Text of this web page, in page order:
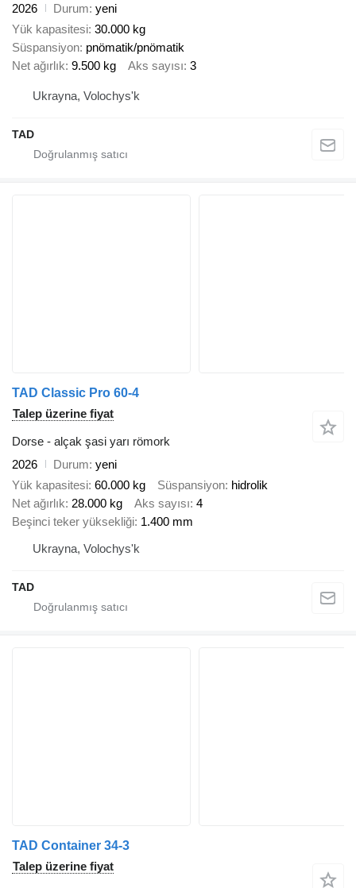
2026
Durum yeni
Yük kapasitesi 30.000 kg
Süspansiyon pnömatik/pnömatik
Net ağırlık 9.500 kg Aks sayısı 3
Ukrayna, Volochys'k
TAD
TAD Classic Pro 60-4
Talep üzerine fiyat
Dorse - alçak şasi yarı römork
2026
Durum yeni
Yük kapasitesi 60.000 kg Süspansiyon hidrolik
Net ağırlık 28.000 kg Aks sayısı 4
Beşinci teker yüksekliği 1.400 mm
Ukrayna, Volochys'k
TAD
TAD Container 34-3
Talep üzerine fiyat